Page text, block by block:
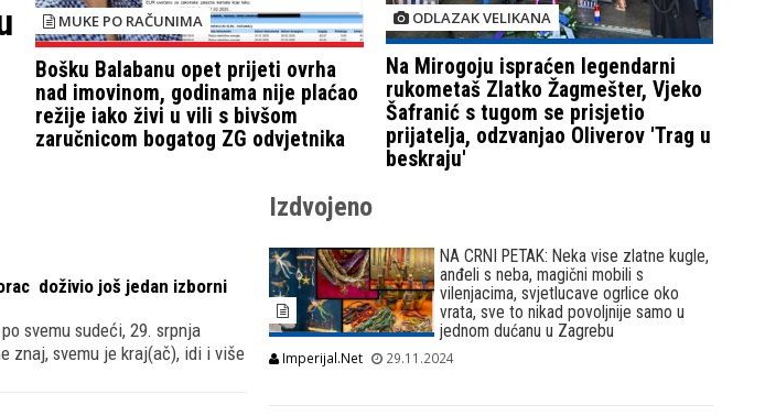
MUKE PO RAČUNIMA
Bošku Balabanu opet prijeti ovrha
nad imovinom, godinama nije plaćao
režije iako živi u vili s bivšom
zaručnicom bogatog ZG odvjetnika
ODLAZAK VELIKANA
Na Mirogoju ispraćen legendarni
rukometaš Zlatko Žagmešter, Vjeko
Šafranić s tugom se prisjetio
prijatelja, odzvanjao Oliverov 'Trag u
beskraju'
doživio još jedan izborni
svemu sudeći, 29. srpnja
znaj, svemu je kraj(ač), idi i više
Izdvojeno
NA CRNI PETAK: Neka vise zlatne kugle,
anđeli s neba, magični mobili s
vilenjacima, svjetlucave ogrlice oko
vrata, sve to nikad povoljnije samo u
jednom dućanu u Zagrebu
Imperijal.Net 29.11.2024